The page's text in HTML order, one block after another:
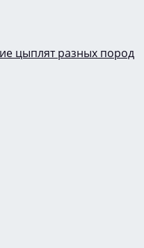
цыплят разных пород